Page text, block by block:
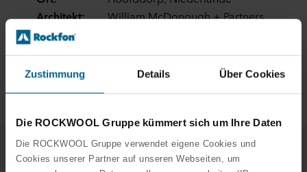
Zustimmung Details Über Cookies
Die ROCKWOOL Gruppe kümmert sich um Ihre Daten
Die ROCKWOOL Gruppe verwendet eigene Cookies und
Cookies unserer Partner auf unseren Webseiten, um
Architekt:
William McDonough + Partners
Produkte:
Abmessunge
1166 x 1166, 1800 x 600